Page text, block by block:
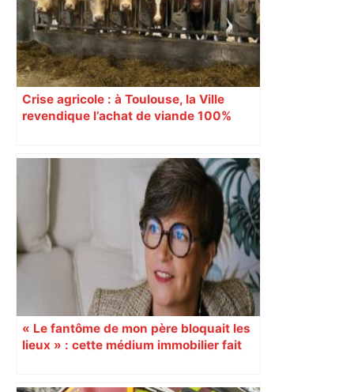
Crise agricole : à Toulouse, la Ville
revendique l’achat de viande 100%
« Le fantôme de mon père bloquait les
lieux » : cette médium immobilier fait